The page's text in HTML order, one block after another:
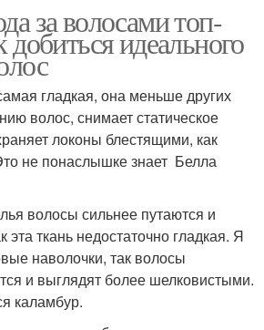
за волосами топ-
идеального
гладкая, она меньше других
волос, снимает статическое
локоны блестящими, как
не понаслышке знает Белла
волосы сильнее путаются и
эта ткань недостаточно гладкая. Я
наволочки, так волосы
и выглядят более шелковистыми.
каламбур.